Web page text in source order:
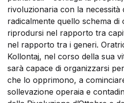
rivoluzionaria con la necessità
radicalmente quello schema di
riprodursi nel rapporto tra
nel rapporto tra i generi.
Kollontaj, nel corso della sua
sarà capace di organizzarsi
che lo opprimono, a
sollevazione operaia e